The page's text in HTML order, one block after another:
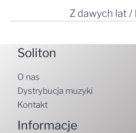
Z dawych lat /
Soliton
O nas
Dystrybucja muzyki
Kontakt
Informacje